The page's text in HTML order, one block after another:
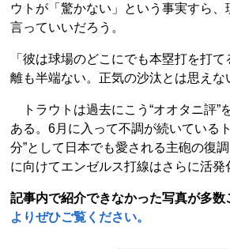
ウトが「驚かない」という事実すら、
言っていいだろう。
「彼は球場のどこにでも本塁打を打
離も半端ない。正気の沙汰とは思えな
トラウトは過去にこう“オオタニ評”
ある。6月に入って不調が続いている
分”として日本でも愛される主砲の復
に向けてエンゼルス打線はさらに活発
記事内で紹介できなかった写真が多数
よりぜひご覧ください。